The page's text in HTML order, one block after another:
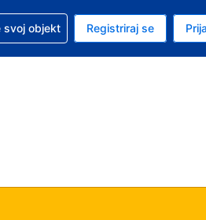
valuta Američki dolar
je trenutačni jezik Hrvatskom
sa svojom rezervacijom
svoj objekt Registriraj se